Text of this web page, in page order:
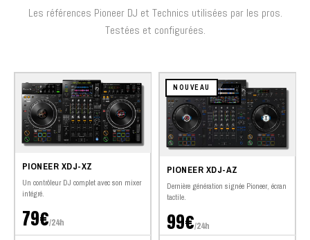
Les références Pioneer DJ et Technics utilisées par les pros.
Testées et configurées.
PIONEER XDJ-XZ
Un contrôleur DJ complet avec son mixer
intégré.
79€/24h
NOUVEAU
PIONEER XDJ-AZ
Dernière génération signée Pioneer, écran
tactile.
99€/24h